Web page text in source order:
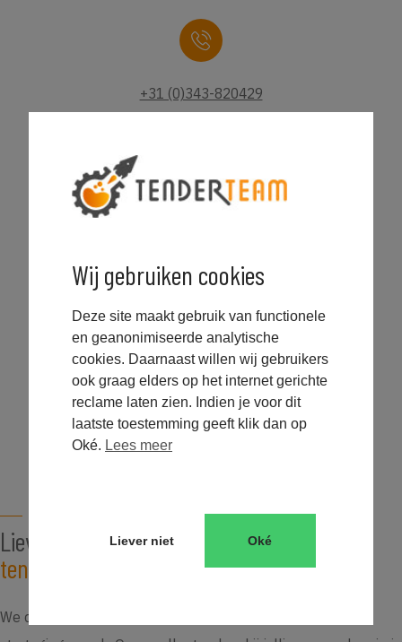
Wij gebruiken cookies
Deze site maakt gebruik van functionele
en geanonimiseerde analytische
cookies. Daarnaast willen wij gebruikers
ook graag elders op het internet gerichte
reclame laten zien. Indien je voor dit
laatste toestemming geeft klik dan op
Oké. Lees meer
Liever niet Oké
+31 (0)343-820429
Zeist
Liever direct sparren over
jullie
tenderkeuzes?
We denken graag vrijblijvend met jullie mee in een